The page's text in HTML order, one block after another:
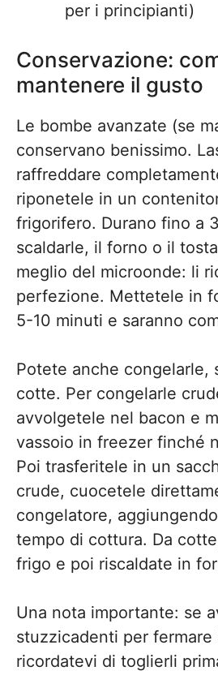
per i principianti)
Conservazione:
mantenere il gusto
Le bombe avanzate (se
conservano benissimo.
raffreddare
riponetele in un
frigorifero. Durano fino a
scaldarle, il forno o il
meglio del microonde: li
perfezione. Mettetele in
5-10 minuti e saranno
Potete anche congelarle,
cotte. Per congelarle
avvolgetele nel bacon e
vassoio in freezer finché
Poi trasferitele in un
crude, cuocetele
congelatore,
tempo di cottura. Da
frigo e poi riscaldate in
Una nota importante: se
stuzzicadenti per fermare
ricordatevi di toglierli